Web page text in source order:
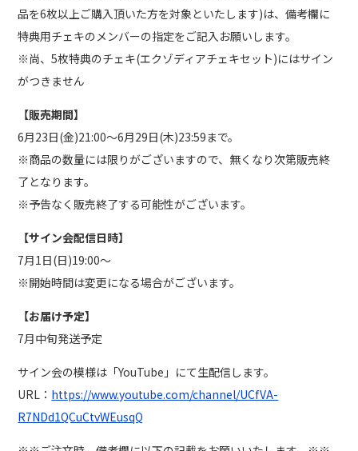
品を6枚以上ご購入頂いた方を対象といたします)は、備考欄に
特典用チェキのメンバーの指定をご記入お願いします。
※尚、5枚特典のチェキ(エクゾディアチェキセット)にはサイン
がつきません
【販売期間】
6月23日(金)21:00〜6月29日(木)23:59まで。
※商品の数量には限りがございますので、無くなり次第販売終
了となります。
※予告なく販売終了する可能性がございます。
【サイン会配信日時】
7月1日(日)19:00〜
※開始時間は変更になる場合がございます。
【お届け予定】
7月中旬発送予定
サイン会の模様は「YouTube」にて生配信します。
URL： https://www.youtube.com/channel/UCfVA-
R7NDd1QCuCtvWEusqQ